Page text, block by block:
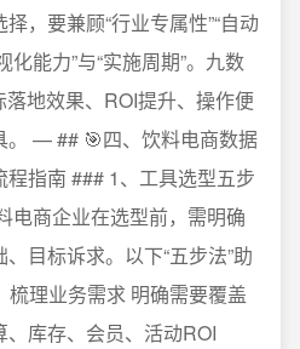
，要兼顾“行业专属性”“自动
化能力”与“实施周期”。九数
地效果、ROI提升、操作便
。 — ## 🎯四、饮料电商数据
指南 ### 1、工具选型五步
电商企业在选型前，需明确
目标诉求。以下“五步法”助
梳理业务需求 明确需要覆盖
库存、会员、活动ROI